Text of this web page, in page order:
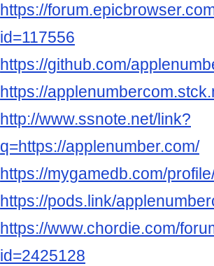
https://
id=117556
https://github.com/
https://
http://www.ssnote.net/link?
q=https://applenumber.com/
https://mygamedb.com/
https://pods.link/
https://www.chordie.com/
id=2425128